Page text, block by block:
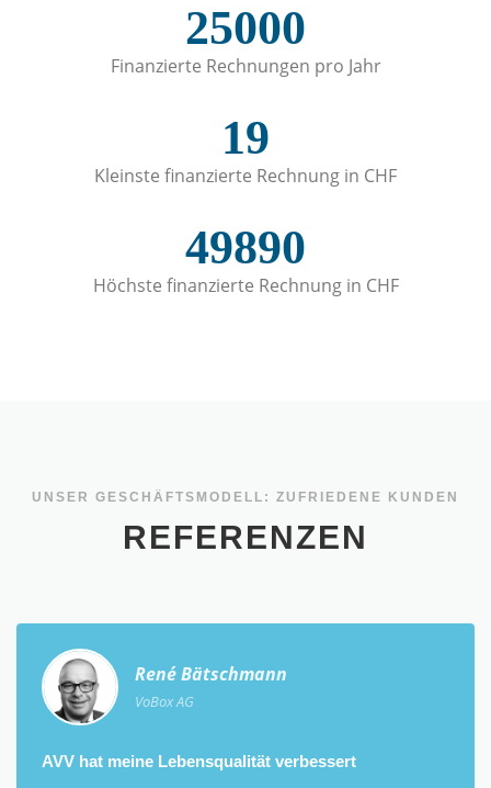
25000
Finanzierte Rechnungen pro Jahr
19
Kleinste finanzierte Rechnung in CHF
49890
Höchste finanzierte Rechnung in CHF
UNSER GESCHÄFTSMODELL: ZUFRIEDENE KUNDEN
REFERENZEN
René Bätschmann
VoBox AG
AVV hat meine Lebensqualität verbessert